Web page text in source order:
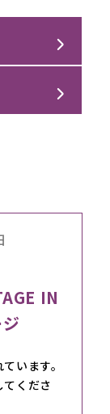
IN
います。
くださ